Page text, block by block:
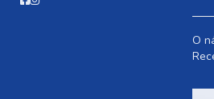
O